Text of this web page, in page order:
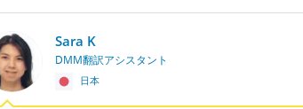
Sara K
DMM翻訳アシスタント
日本